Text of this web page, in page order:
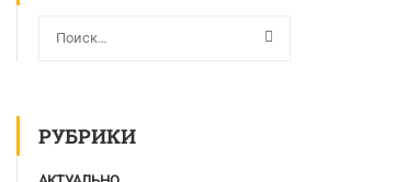
РУБРИКИ